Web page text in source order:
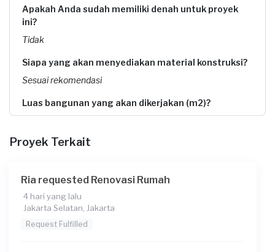
Apakah Anda sudah memiliki denah untuk proyek
ini?
Tidak
Siapa yang akan menyediakan material konstruksi?
Sesuai rekomendasi
Luas bangunan yang akan dikerjakan (m2)?
Deskripsikan secara lebih lengkap tentang proyek
Renovasi kamar
Kapan Anda membutuhkan layanan?
07-06-2026
Proyek Terkait
Ria requested Renovasi Rumah
4 hari yang lalu
Jakarta Selatan, Jakarta
Request Fulfilled